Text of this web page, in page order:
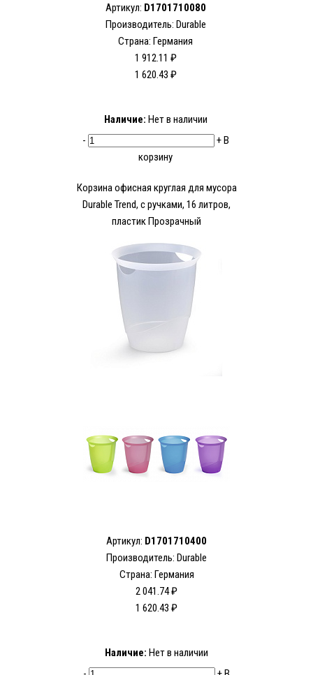
Артикул: D1701710080
Производитель: Durable
Страна: Германия
1 912.11 ₽
1 620.43 ₽
Наличие: Нет в наличии
-
+В
корзину
Корзина офисная круглая для мусора
Durable Trend, с ручками, 16 литров,
пластик Прозрачный
Артикул: D1701710400
Производитель: Durable
Страна: Германия
2 041.74 ₽
1 620.43 ₽
Наличие: Нет в наличии